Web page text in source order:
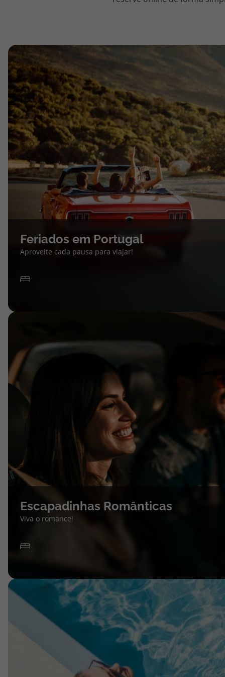
topatlantico@topatlantico.com
Feriados em Portugal
Aproveite cada pausa para viajar!
Escapadinhas Românticas
Viva o romance!